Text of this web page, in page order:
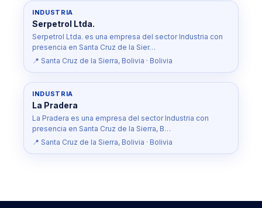
INDUSTRIA
Serpetrol Ltda.
Serpetrol Ltda. es una empresa del sector Industria con
presencia en Santa Cruz de la Sier…
📍 Santa Cruz de la Sierra, Bolivia · Bolivia
INDUSTRIA
La Pradera
La Pradera es una empresa del sector Industria con
presencia en Santa Cruz de la Sierra, B…
📍 Santa Cruz de la Sierra, Bolivia · Bolivia